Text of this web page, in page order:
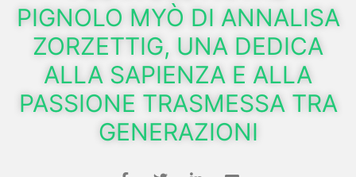
PIGNOLO MYÒ DI ANNALISA
ZORZETTIG, UNA DEDICA
ALLA SAPIENZA E ALLA
PASSIONE TRASMESSA TRA
GENERAZIONI